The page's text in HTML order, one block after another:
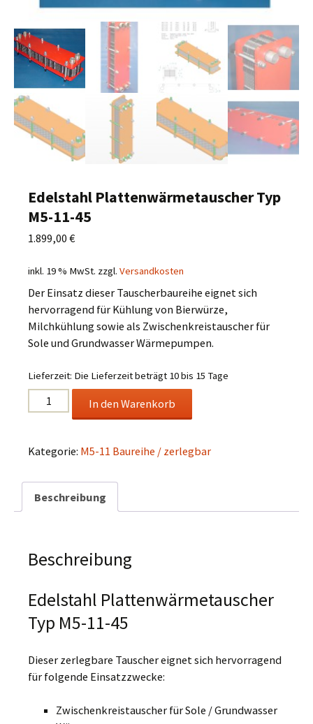
Edelstahl Plattenwärmetauscher Typ
M5-11-45
1.899,00 €
inkl. 19 % MwSt. zzgl. Versandkosten
Der Einsatz dieser Tauscherbaureihe eignet sich
hervorragend für Kühlung von Bierwürze,
Milchkühlung sowie als Zwischenkreistauscher für
Sole und Grundwasser Wärmepumpen.
Lieferzeit: Die Lieferzeit beträgt 10 bis 15 Tage
Edelstahl
Plattenwärmetauscher
M5-
45
Menge
In den Warenkorb
Kategorie: M5-11 Baureihe / zerlegbar
Beschreibung
Beschreibung
Edelstahl Plattenwärmetauscher
Typ M5-11-45
Dieser zerlegbare Tauscher eignet sich hervorragend
für folgende Einsatzzwecke:
Zwischenkreistauscher für Sole / Grundwasser